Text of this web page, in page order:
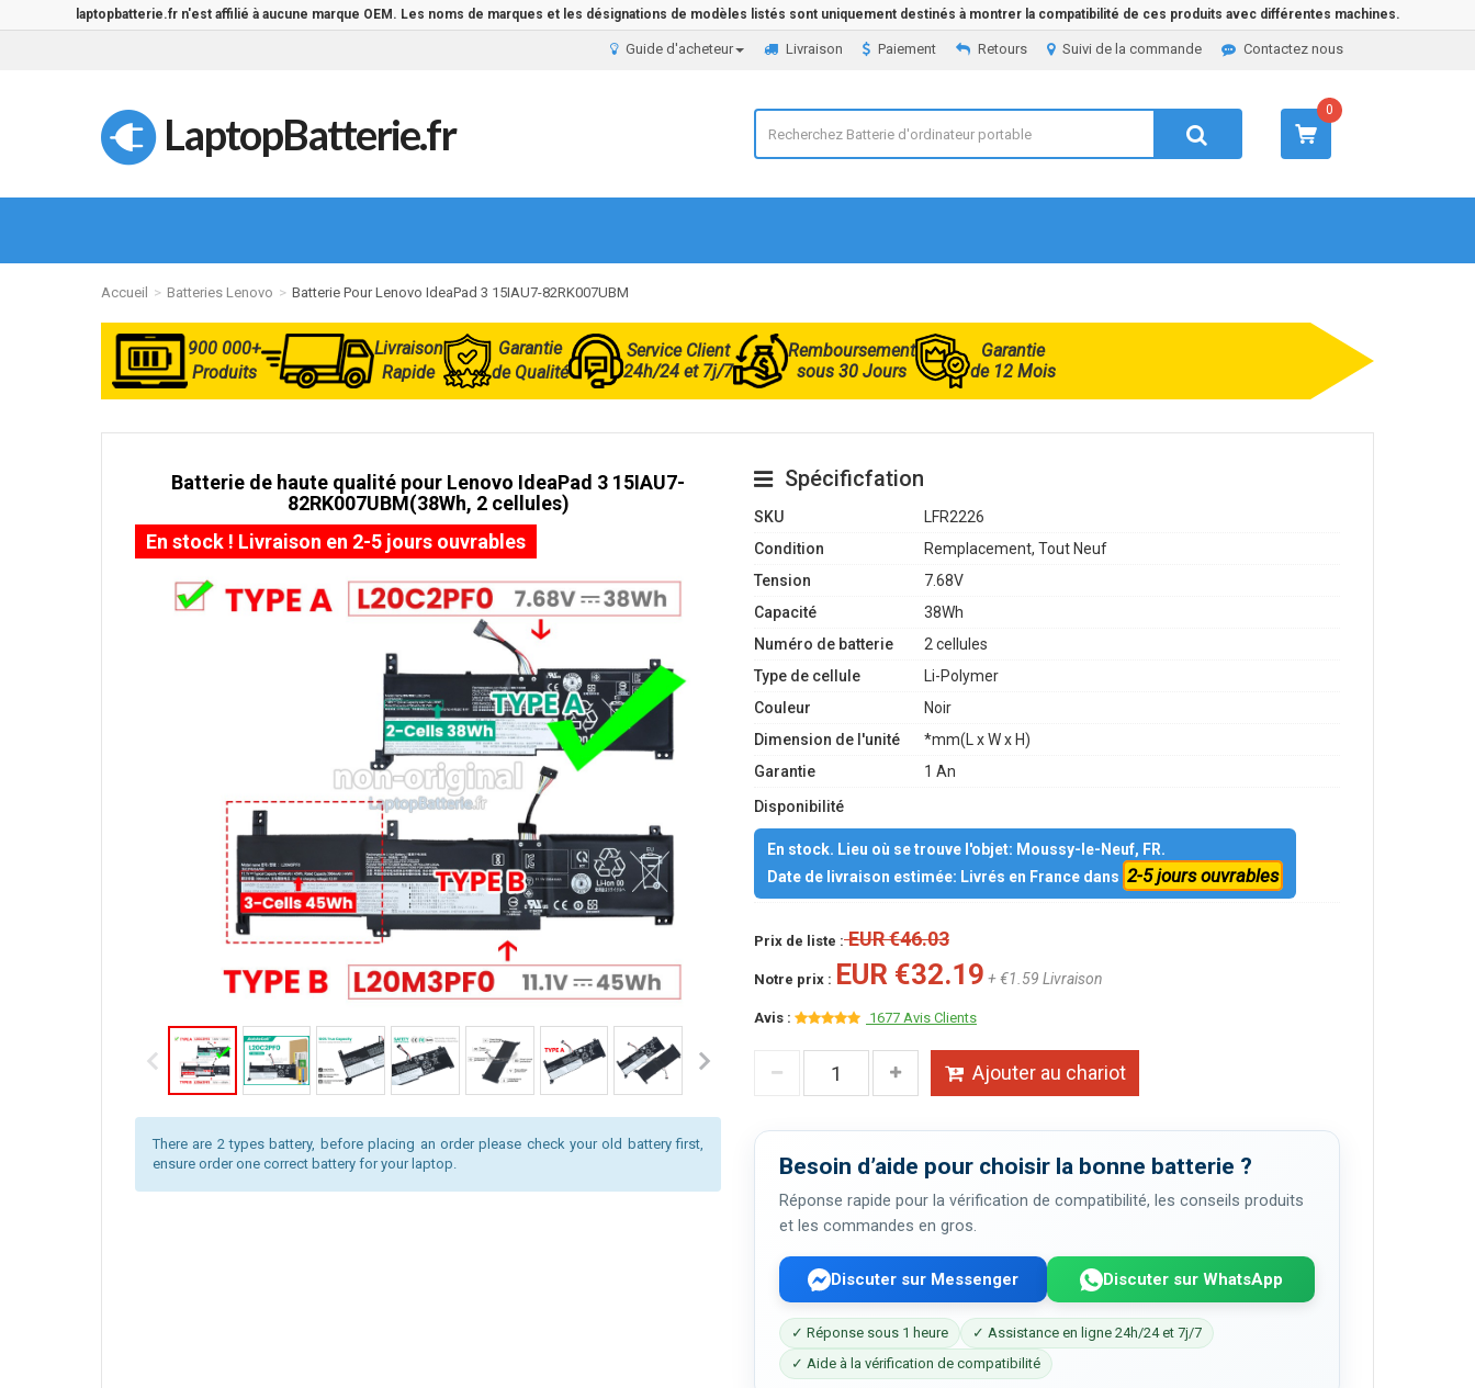
laptopbatterie.fr n'est affilié à aucune marque OEM. Les noms de marques et les désignations de modèles listés sont uniquement destinés à montrer la compatibilité de ces produits avec différentes machines.
Contactez nous
Suivi de la commande
Retours
Paiement
Livraison
Guide d'acheteur
LaptopBatterie.fr 0
Accueil Batteries Lenovo Batterie Pour Lenovo IdeaPad 3 15IAU7-82RK007UBM
900 000+
Produits
Livraison
Rapide
Garantie
de Qualité
Service Client
24h/24 et 7j/7
Remboursement
sous 30 Jours
Garantie
de 12 Mois
Batterie de haute qualité pour Lenovo IdeaPad 3 15IAU7-
82RK007UBM(38Wh, 2 cellules)
En stock ! Livraison en 2-5 jours ouvrables
There are 2 types battery, before placing an order please check your old battery first,
ensure order one correct battery for your laptop.
Spécificfation
SKU
LFR2226
Condition
Remplacement, Tout Neuf
Tension
7.68V
Capacité
38Wh
Numéro de batterie
2 cellules
Type de cellule
Li-Polymer
Couleur
Noir
Dimension de l'unité
*mm(L x W x H)
Garantie
1 An
Disponibilité
En stock. Lieu où se trouve l'objet: Moussy-le-Neuf, FR.
Date de livraison estimée: Livrés en France dans 2-5 jours ouvrables
Prix de liste :EUR €46.03
Notre prix : EUR €32.19 + €1.59 Livraison
Avis : 1677 Avis Clients
Ajouter au chariot
Besoin d’aide pour choisir la bonne batterie ?
Réponse rapide pour la vérification de compatibilité, les conseils produits
et les commandes en gros.
Discuter sur Messenger Discuter sur WhatsApp
✓ Réponse sous 1 heure
✓ Assistance en ligne 24h/24 et 7j/7
✓ Aide à la vérification de compatibilité